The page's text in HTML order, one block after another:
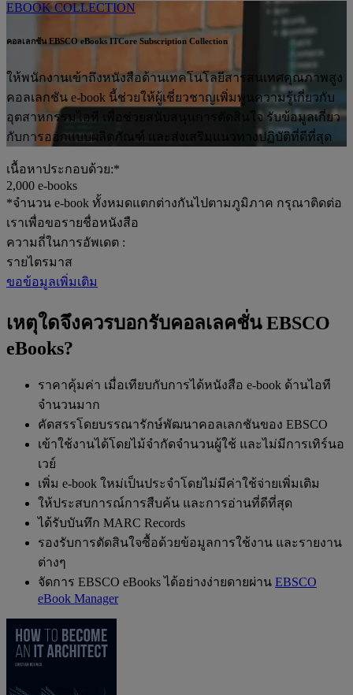
EBOOK COLLECTION
คอลเลกชัน EBSCO eBooks ITCore Subscription Collection
ให้พนักงานเข้าถึงหนังสือด้านเทคโนโลยีสารสนเทศคุณภาพสูง
คอลเลกชัน e-book นี้ช่วยให้ผู้เชี่ยวชาญเพิ่มพูนความรู้เกี่ยวกับ
อุตสาหกรรมไอที เพื่อช่วยสนับสนุนการตัดสินใจ รับข้อมูลเกี่ยว
กับการออกแบบผลิตภัณฑ์ และส่งเสริมแนวทางปฏิบัติที่ดีที่สุด
เนื้อหาประกอบด้วย:*
2,000 e-books
*จำนวน e-book ทั้งหมดแตกต่างกันไปตามภูมิภาค กรุณาติดต่อ
เราเพื่อขอรายชื่อหนังสือ
ความถี่ในการอัพเดต :
รายไตรมาส
ขอข้อมูลเพิ่มเติม
เหตุใดจึงควรบอกรับคอลเลคชั่น EBSCO
eBooks?
ราคาคุ้มค่า เมื่อเทียบกับการได้หนังสือ e-book ด้านไอที
จำนวนมาก
คัดสรรโดยบรรณารักษ์พัฒนาคอลเลกชันของ EBSCO
เข้าใช้งานได้โดยไม้จำกัดจำนวนผู้ใช้ และไม่มีการเทิร์นอ
เวย์
เพิ่ม e-book ใหม่เป็นประจำโดยไม่มีค่าใช้จ่ายเพิ่มเติม
ให้ประสบการณ์การสืบค้น และการอ่านที่ดีที่สุด
ได้รับบันทึก MARC Records
รองรับการตัดสินใจซื้อด้วยข้อมูลการใช้งาน และรายงาน
ต่างๆ
จัดการ EBSCO eBooks ได้อย่างง่ายดายผ่าน EBSCO
eBook Manager